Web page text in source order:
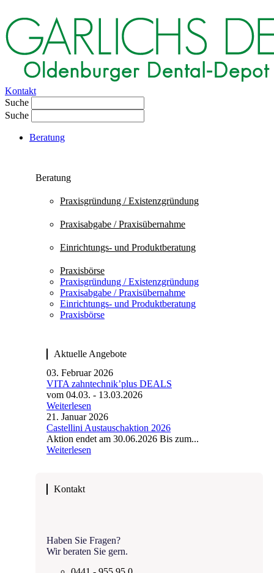
Kontakt
Suche
Suche
Beratung
Beratung
Praxisgründung / Existenz­gründung
Praxisabgabe / Praxisübernahme
Einrichtungs- und Produktberatung
Praxisbörse
Praxisgründung / Existenz­gründung
Praxisabgabe / Praxisübernahme
Einrichtungs- und Produktberatung
Praxisbörse
Aktuelle Angebote
03. Februar 2026
VITA zahntechnik’plus DEALS
vom 04.03. - 13.03.2026
Weiterlesen
21. Januar 2026
Castellini Austauschaktion 2026
Aktion endet am 30.06.2026 Bis zum...
Weiterlesen
Kontakt
Haben Sie Fragen?
Wir beraten Sie gern.